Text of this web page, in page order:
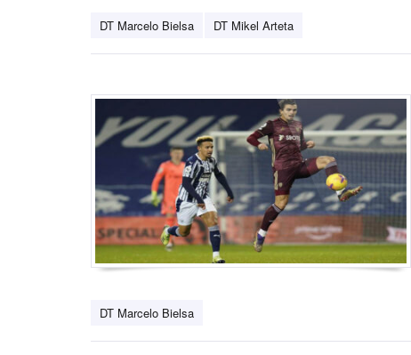
DT Marcelo Bielsa DT Mikel Arteta
DT Marcelo Bielsa